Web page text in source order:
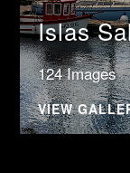
Islas
124 Images
VIEW